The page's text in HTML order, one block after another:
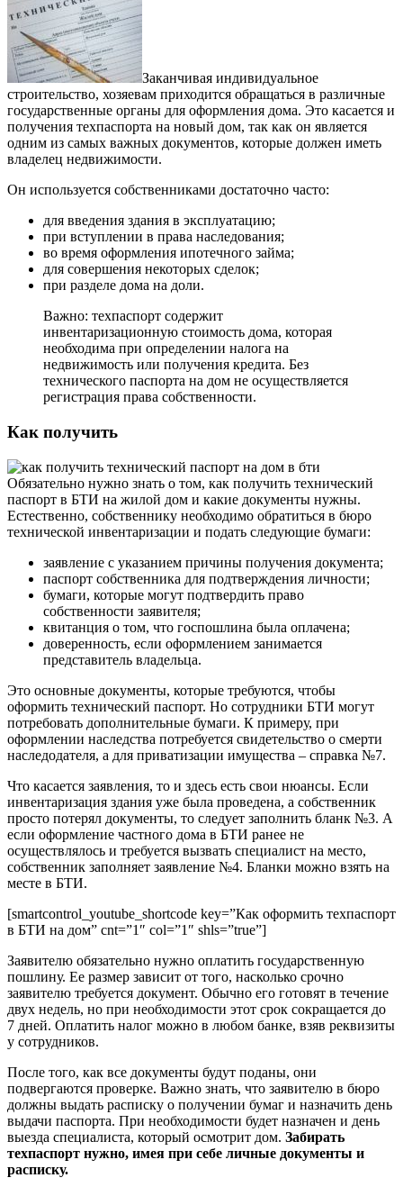
Заканчивая индивидуальное
строительство, хозяевам приходится обращаться в различные
государственные органы для оформления дома. Это касается и
получения техпаспорта на новый дом, так как он является
одним из самых важных документов, которые должен иметь
владелец недвижимости.
Он используется собственниками достаточно часто:
для введения здания в эксплуатацию;
при вступлении в права наследования;
во время оформления ипотечного займа;
для совершения некоторых сделок;
при разделе дома на доли.
Важно: техпаспорт содержит
инвентаризационную стоимость дома, которая
необходима при определении налога на
недвижимость или получения кредита. Без
технического паспорта на дом не осуществляется
регистрация права собственности.
Как получить
Обязательно нужно знать о том, как получить технический
паспорт в БТИ на жилой дом и какие документы нужны.
Естественно, собственнику необходимо обратиться в бюро
технической инвентаризации и подать следующие бумаги:
заявление с указанием причины получения документа;
паспорт собственника для подтверждения личности;
бумаги, которые могут подтвердить право
собственности заявителя;
квитанция о том, что госпошлина была оплачена;
доверенность, если оформлением занимается
представитель владельца.
Это основные документы, которые требуются, чтобы
оформить технический паспорт. Но сотрудники БТИ могут
потребовать дополнительные бумаги. К примеру, при
оформлении наследства потребуется свидетельство о смерти
наследодателя, а для приватизации имущества – справка №7.
Что касается заявления, то и здесь есть свои нюансы. Если
инвентаризация здания уже была проведена, а собственник
просто потерял документы, то следует заполнить бланк №3. А
если оформление частного дома в БТИ ранее не
осуществлялось и требуется вызвать специалист на место,
собственник заполняет заявление №4. Бланки можно взять на
месте в БТИ.
[smartcontrol_youtube_shortcode key=”Как оформить техпаспорт
в БТИ на дом” cnt=”1″ col=”1″ shls=”true”]
Заявителю обязательно нужно оплатить государственную
пошлину. Ее размер зависит от того, насколько срочно
заявителю требуется документ. Обычно его готовят в течение
двух недель, но при необходимости этот срок сокращается до
7 дней. Оплатить налог можно в любом банке, взяв реквизиты
у сотрудников.
После того, как все документы будут поданы, они
подвергаются проверке. Важно знать, что заявителю в бюро
должны выдать расписку о получении бумаг и назначить день
выдачи паспорта. При необходимости будет назначен и день
выезда специалиста, который осмотрит дом. Забирать
техпаспорт нужно, имея при себе личные документы и
расписку.